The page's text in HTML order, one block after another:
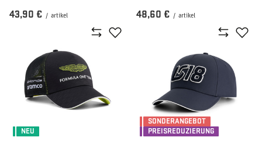
43,90 € / artikel 48,60 € / artikel
NEU
SONDERANGEBOT
PREISREDUZIERUNG